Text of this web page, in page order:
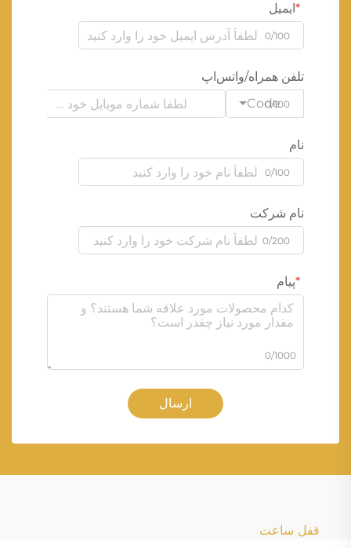
ایمیل
0/100
تلفن همراه/واتس‌اپ
Code
0/100
نام
0/100
نام شرکت
0/200
پیام
0/1000
ارسال
قفل ساعت